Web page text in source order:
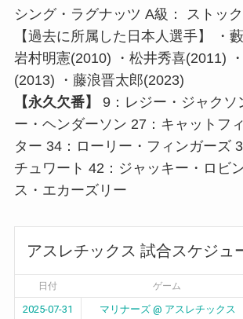
シング・ラグナッツ A級： ストッ
【過去に所属した日本人選手】 ・
岩村明憲(2010) ・松井秀喜(2011)
(2013) ・藤浪晋太郎(2023)
【永久欠番】
9：レジー・ジャクソ
ー・ヘンダーソン 27：キャットフ
ター 34：ローリー・フィンガーズ
チュワート 42：ジャッキー・ロビ
ス・エカーズリー
アスレチックス 試合スケジュ
日付 ゲーム
2025-07-31 マリナーズ @ アスレチックス